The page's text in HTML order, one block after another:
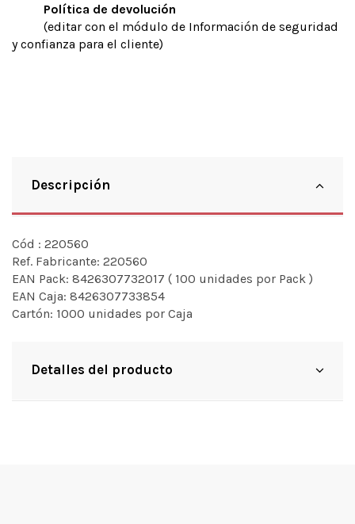
Política de devolución
(editar con el módulo de Información de seguridad
y confianza para el cliente)
Descripción
Cód : 220560
Ref. Fabricante: 220560
EAN Pack: 8426307732017 ( 100 unidades por Pack )
EAN Caja: 8426307733854
Cartón: 1000 unidades por Caja
Detalles del producto